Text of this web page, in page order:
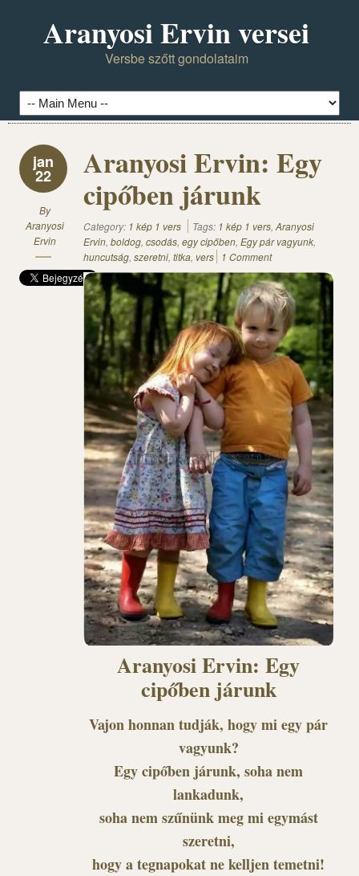
Aranyosi Ervin versei
Versbe szőtt gondolataim
jan
22
By
Aranyosi
Ervin
Aranyosi Ervin: Egy
cipőben járunk
Category: 1 kép 1 vers Tags: 1 kép 1 vers, Aranyosi
Ervin, boldog, csodás, egy cipőben, Egy pár vagyunk,
huncutság, szeretni, titka, vers 1 Comment
Aranyosi Ervin: Egy
cipőben járunk
Vajon honnan tudják, hogy mi egy pár
vagyunk?
Egy cipőben járunk, soha nem
lankadunk,
soha nem szűnünk meg mi egymást
szeretni,
hogy a tegnapokat ne kelljen temetni!